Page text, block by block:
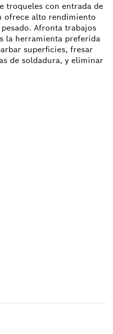
troqueles con entrada de
ofrece alto rendimiento
Afronta trabajos
la herramienta preferida
superficies, fresar
de soldadura, y eliminar